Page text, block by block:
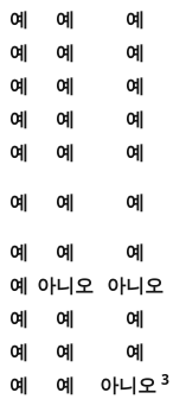
예 예
예
예 예
예
예 예
예
예 예
예
예 예
예
예 예
예
예 예
예
예 아니오 아니오
예 예
예
예 예
예
예 예 아니오 3